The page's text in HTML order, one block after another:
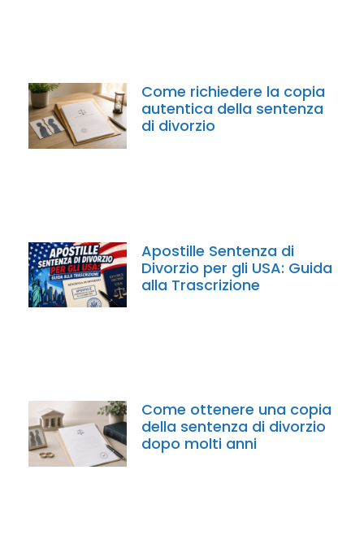
Come richiedere la copia
autentica della sentenza
di divorzio
Apostille Sentenza di
Divorzio per gli USA: Guida
alla Trascrizione
Come ottenere una copia
della sentenza di divorzio
dopo molti anni